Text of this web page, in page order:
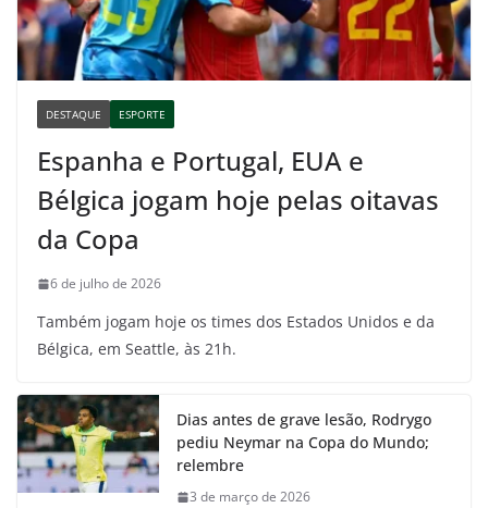
DESTAQUE ESPORTE
Espanha e Portugal, EUA e
Bélgica jogam hoje pelas oitavas
da Copa
6 de julho de 2026
Também jogam hoje os times dos Estados Unidos e da
Bélgica, em Seattle, às 21h.
Dias antes de grave lesão, Rodrygo
pediu Neymar na Copa do Mundo;
relembre
3 de março de 2026